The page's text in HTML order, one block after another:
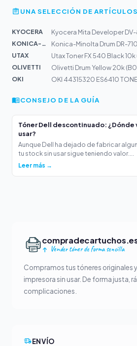
UNA SELECCIÓN DE ARTÍCULOS
KYOCERA
KONICA-MIN...
Konica-Minolta Drum DR-
UTAX
Utax Toner FX 540 Black
OLIVETTI
Olivetti Drum Yellow 20k
OKI
OKI 44315320 ES6410
CONSEJO DE LA GUÍA
Tóner Dell descontinuado: ¿Dónde
usar?
Aunque Dell ha dejado de fabricar
tu stock sin usar sigue teniendo valor....
Leer más →
Vender tóner de forma sencilla
Compramos tus tóneres originales
impresora sin usar. De forma justa,
complicaciones.
ENVÍO